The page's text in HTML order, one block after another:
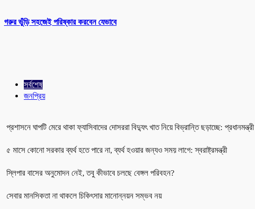
গরুর ভুঁড়ি সহজেই পরিষ্কার করবেন যেভাবে
সর্বশেষ
জনপ্রিয়
প্রশাসনে ঘাপটি মেরে থাকা ফ্যাসিবাদের দোসররা বিদ্যুৎ খাত নিয়ে বিভ্রান্তি ছড়াচ্ছে: প্রধানমন্ত্রী
৫ মাসে কোনো সরকার ব্যর্থ হতে পারে না, ব্যর্থ হওয়ার জন্যও সময় লাগে: স্বরাষ্ট্রমন্ত্রী
স্লিপার বাসের অনুমোদন নেই, তবু কীভাবে চলছে বেঙ্গল পরিবহন?
সেবার মানসিকতা না থাকলে চিকিৎসার মানোন্নয়ন সম্ভব নয়